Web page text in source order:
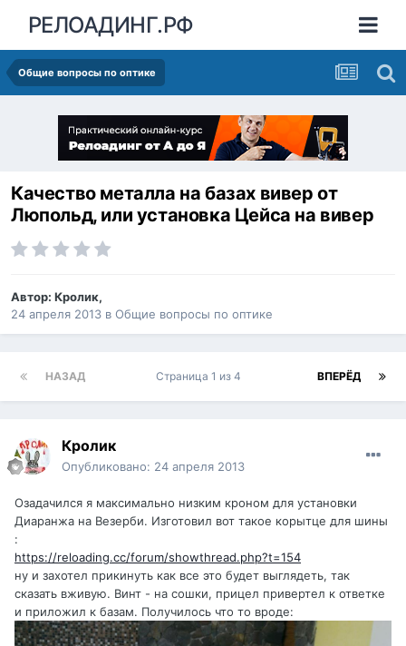
РЕЛОАДИНГ.РФ
Общие вопросы по оптике
Качество металла на базах вивер от
Люпольд, или установка Цейса на вивер
Автор: Кролик,
24 апреля 2013 в Общие вопросы по оптике
НАЗАД ВПЕРЁД
Страница 1 из 4
Кролик
Опубликовано: 24 апреля 2013
Озадачился я максимально низким кроном для установки
Диаранжа на Везерби. Изготовил вот такое корытце для шины
:
https://reloading.cc/forum/showthread.php?t=154
ну и захотел прикинуть как все это будет выглядеть, так
сказать вживую. Винт - на сошки, прицел привертел к ответке
и приложил к базам. Получилось что то вроде: